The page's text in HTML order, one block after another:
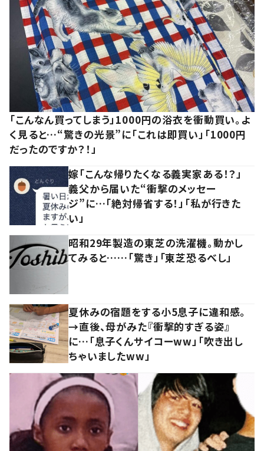
「こんなん買ってしまう」1000円の浴衣を衝動買い。よ
く見ると…“驚きの光景”に「これは即買い」「1000円
だったのですか？！」
嫁「こんな帰りたくなる義実家ある！？」
義父から届いた“衝撃のメッセー
ジ”に…「絶対帰省する！」「私が行きた
い」
昭和29年製造の東芝の洗濯機。動かし
てみると……「驚き」「東芝恐るべし」
夏休みの宿題をする小5息子に違和感。
→直後、母がみた『衝撃的すぎる姿』
に…「息子くんサイコーww」「吹き出し
ちゃいましたww」